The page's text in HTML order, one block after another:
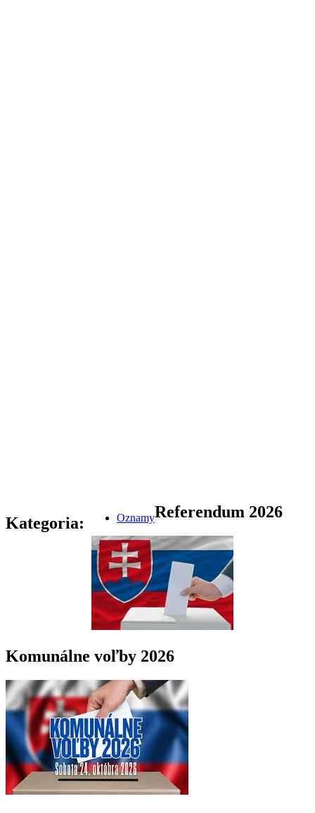
Kategoria: OznamyReferendum 2026
Komunálne voľby 2026